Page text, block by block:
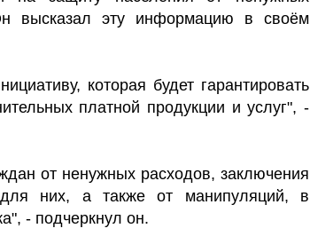
высказал эту информацию в своём
которая будет гарантировать
платной продукции и услуг", -
от ненужных расходов, заключения
них, а также от манипуляций, в
- подчеркнул он.